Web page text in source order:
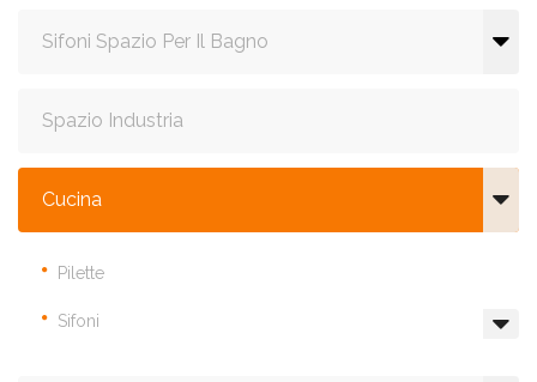
Sifoni Spazio Per Il Bagno
Spazio Industria
Cucina
Pilette
Sifoni